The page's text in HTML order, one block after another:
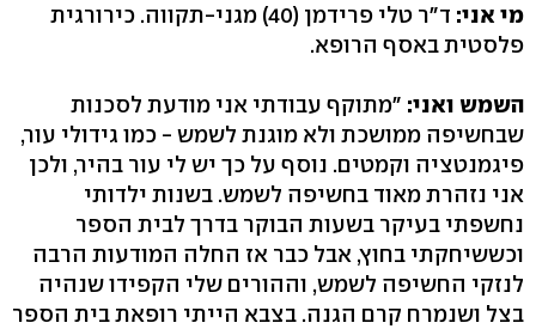
מי אני:
ד"ר טלי פרידמן ‭(40)‬ מגני-תקווה. כירורגית
פלסטית באסף הרופא.
השמש ואני: "מתוקף עבודתי אני מודעת לסכנות
שבחשיפה ממושכת ולא מוגנת לשמש - כמו גידולי עור,
פיגמנטציה וקמטים. נוסף על כך יש לי עור בהיר, ולכן
אני נזהרת מאוד בחשיפה לשמש. בשנות ילדותי
נחשפתי בעיקר בשעות הבוקר בדרך לבית הספר
וכששיחקתי בחוץ, אבל כבר אז החלה המודעות הרבה
לנזקי החשיפה לשמש, וההורים שלי הקפידו שנהיה
בצל ושנמרח קרם הגנה. בצבא הייתי רופאת בית הספר